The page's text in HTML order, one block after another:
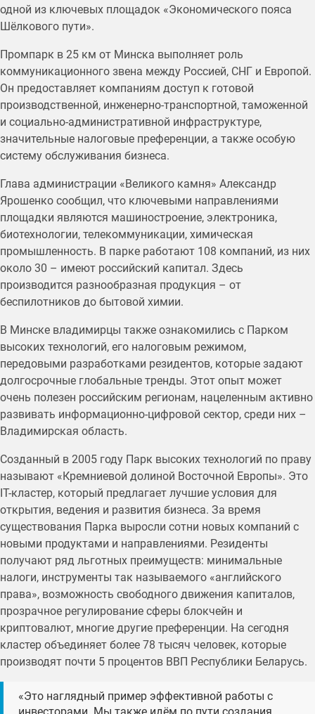
одной из ключевых площадок «Экономического пояса
Шёлкового пути».
Промпарк в 25 км от Минска выполняет роль
коммуникационного звена между Россией, СНГ и Европой.
Он предоставляет компаниям доступ к готовой
производственной, инженерно-транспортной, таможенной
и социально-административной инфраструктуре,
значительные налоговые преференции, а также особую
систему обслуживания бизнеса.
Глава администрации «Великого камня» Александр
Ярошенко сообщил, что ключевыми направлениями
площадки являются машиностроение, электроника,
биотехнологии, телекоммуникации, химическая
промышленность. В парке работают 108 компаний, из них
около 30 – имеют российский капитал. Здесь
производится разнообразная продукция – от
беспилотников до бытовой химии.
В Минске владимирцы также ознакомились с Парком
высоких технологий, его налоговым режимом,
передовыми разработками резидентов, которые задают
долгосрочные глобальные тренды. Этот опыт может
очень полезен российским регионам, нацеленным активно
развивать информационно-цифровой сектор, среди них –
Владимирская область.
Созданный в 2005 году Парк высоких технологий по праву
называют «Кремниевой долиной Восточной Европы». Это
IT-кластер, который предлагает лучшие условия для
открытия, ведения и развития бизнеса. За время
существования Парка выросли сотни новых компаний с
новыми продуктами и направлениями. Резиденты
получают ряд льготных преимуществ: минимальные
налоги, инструменты так называемого «английского
права», возможность свободного движения капиталов,
прозрачное регулирование сферы блокчейн и
криптовалют, многие другие преференции. На сегодня
кластер объединяет более 78 тысяч человек, которые
производят почти 5 процентов ВВП Республики Беларусь.
«Это наглядный пример эффективной работы с
инвесторами. Мы также идём по пути создания